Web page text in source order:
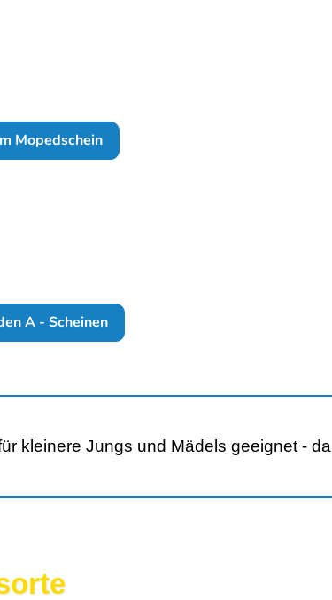
Mopedschein
A - Scheinen
kleinere Jungs und Mädels geeignet - da